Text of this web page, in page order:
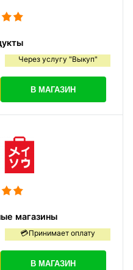
Через услугу "Выкуп"
В МАГАЗИН
магазины
💳Принимает оплату
В МАГАЗИН